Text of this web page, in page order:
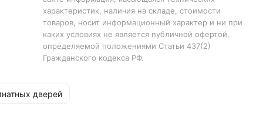
дверей
характеристик, наличия на складе, стоимости
товаров, носит информационный характер и ни при
каких условиях не является публичной офертой,
определяемой положениями Статьи 437(2)
Гражданского кодекса РФ.